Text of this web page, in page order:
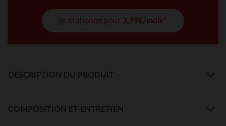
je m'abonne pour 3,99€/mois*
DESCRIPTION DU PRODUIT
COMPOSITION ET ENTRETIEN